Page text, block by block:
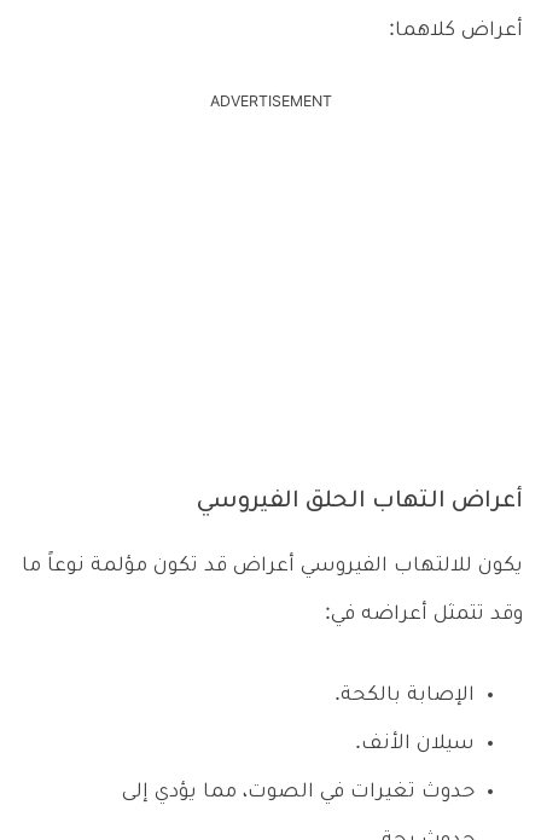
أعراض كلاهما:
ADVERTISEMENT
أعراض التهاب الحلق الفيروسي
يكون للالتهاب الفيروسي أعراض قد تكون مؤلمة نوعاً ما
وقد تتمثل أعراضه في:
الإصابة بالكحة.
سيلان الأنف.
حدوث تغيرات في الصوت، مما يؤدي إلى